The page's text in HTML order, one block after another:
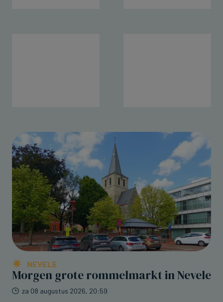
NEVELE
Morgen grote rommelmarkt in Nevele
za 08 augustus 2026, 20:59